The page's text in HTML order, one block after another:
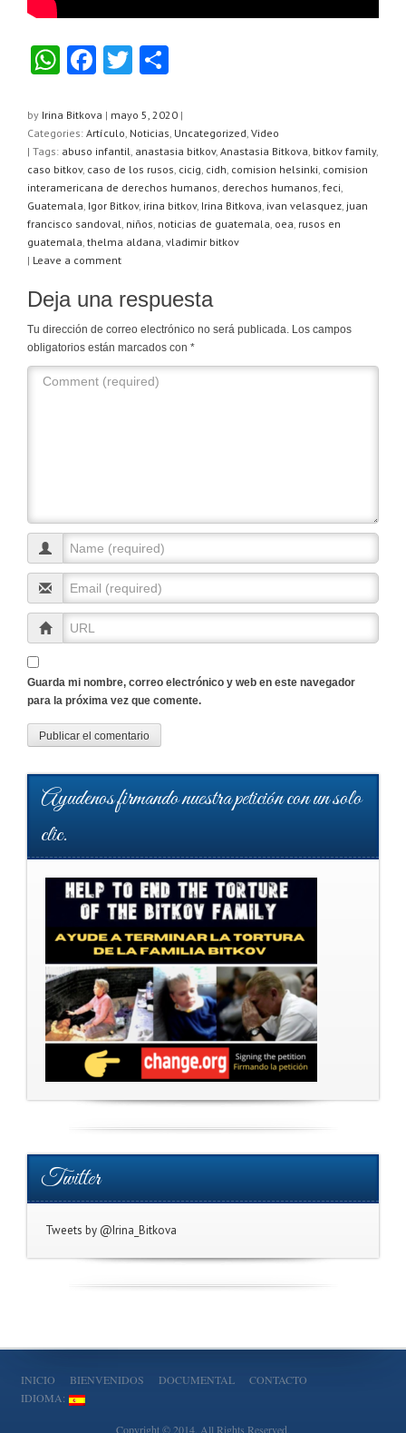
W
at
s
A
p
p
F
c
e
b
o
o
k
T
tt
er
m
p
ar
tir
by Irina Bitkova | mayo 5, 2020 |
Categories: Artículo, Noticias, Uncategorized, Video
| Tags: abuso infantil, anastasia bitkov, Anastasia Bitkova, bitkov family,
caso bitkov, caso de los rusos, cicig, cidh, comision helsinki, comision
interamericana de derechos humanos, derechos humanos, feci,
Guatemala, Igor Bitkov, irina bitkov, Irina Bitkova, ivan velasquez, juan
francisco sandoval, niños, noticias de guatemala, oea, rusos en
guatemala, thelma aldana, vladimir bitkov
| Leave a comment
Deja una respuesta
Tu dirección de correo electrónico no será publicada. Los campos
obligatorios están marcados con *
Guarda mi nombre, correo electrónico y web en este navegador
para la próxima vez que comente.
Ayudenos firmando nuestra petición con un solo
clic.
Twitter
Tweets by @Irina_Bitkova
INICIO BIENVENIDOS DOCUMENTAL
CONTACTO
IDIOMA:
Copyright © 2014. All Rights Reserved.